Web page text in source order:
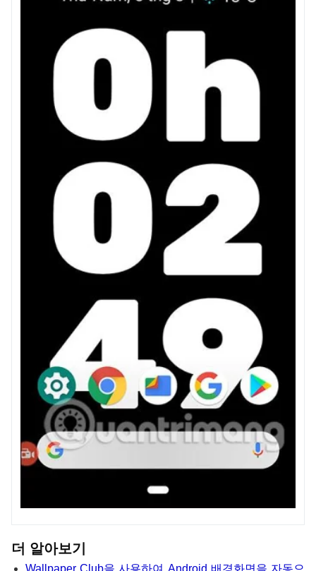
더 알아보기
Wallpaper Club을 사용하여 Android 배경화면을 자동으